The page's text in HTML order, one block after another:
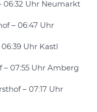
06:32 Uhr Neumarkt
– 06:47 Uhr
Uhr Kastl
– 07:55 Uhr Amberg
– 07:17 Uhr